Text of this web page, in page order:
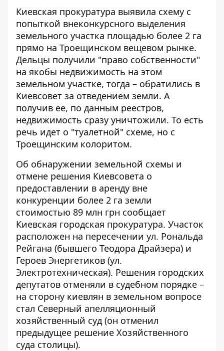
Киевская прокуратура выявила схему с
попыткой внеконкурсного выделения
земельного участка площадью более 2 га
прямо на Троещинском вещевом рынке.
Дельцы получили "право собственности"
на якобы недвижимость на этом
земельном участке, тогда – обратились в
Киевсовет за отведением земли. А
получив ее, по данным реестров,
недвижимость сразу уничтожили. То есть
речь идет о "туалетной" схеме, но с
Троещинским колоритом.
Об обнаружении земельной схемы и
отмене решения Киевсовета о
предоставлении в аренду вне
конкуренции более 2 га земли
стоимостью 89 млн грн сообщает
Киевская городская прокуратура. Участок
расположен на пересечении ул. Рональда
Рейгана (бывшего Теодора Драйзера) и
Героев Энергетиков (ул.
Электротехническая). Решения городских
депутатов отменяли в судебном порядке –
на сторону киевлян в земельном вопросе
стал Северный апелляционный
хозяйственный суд (он отменил
предыдущее решение Хозяйственного
суда столицы).